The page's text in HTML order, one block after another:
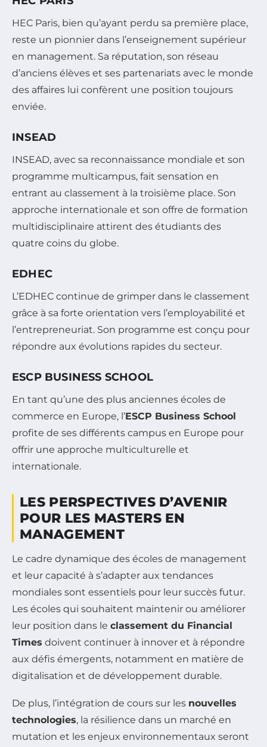
HEC Paris, bien qu’ayant perdu sa première place,
reste un pionnier dans l’enseignement supérieur
en management. Sa réputation, son réseau
d’anciens élèves et ses partenariats avec le monde
des affaires lui confèrent une position toujours
enviée.
INSEAD
INSEAD, avec sa reconnaissance mondiale et son
programme multicampus, fait sensation en
entrant au classement à la troisième place. Son
approche internationale et son offre de formation
multidisciplinaire attirent des étudiants des
quatre coins du globe.
EDHEC
L’EDHEC continue de grimper dans le classement
grâce à sa forte orientation vers l’employabilité et
l’entrepreneuriat. Son programme est conçu pour
répondre aux évolutions rapides du secteur.
ESCP BUSINESS SCHOOL
En tant qu’une des plus anciennes écoles de
commerce en Europe, l’ESCP Business School
profite de ses différents campus en Europe pour
offrir une approche multiculturelle et
internationale.
LES PERSPECTIVES D’AVENIR
POUR LES MASTERS EN
MANAGEMENT
Le cadre dynamique des écoles de management
et leur capacité à s’adapter aux tendances
mondiales sont essentiels pour leur succès futur.
Les écoles qui souhaitent maintenir ou améliorer
leur position dans le classement du Financial
Times doivent continuer à innover et à répondre
aux défis émergents, notamment en matière de
digitalisation et de développement durable.
De plus, l’intégration de cours sur les nouvelles
technologies, la résilience dans un marché en
mutation et les enjeux environnementaux seront